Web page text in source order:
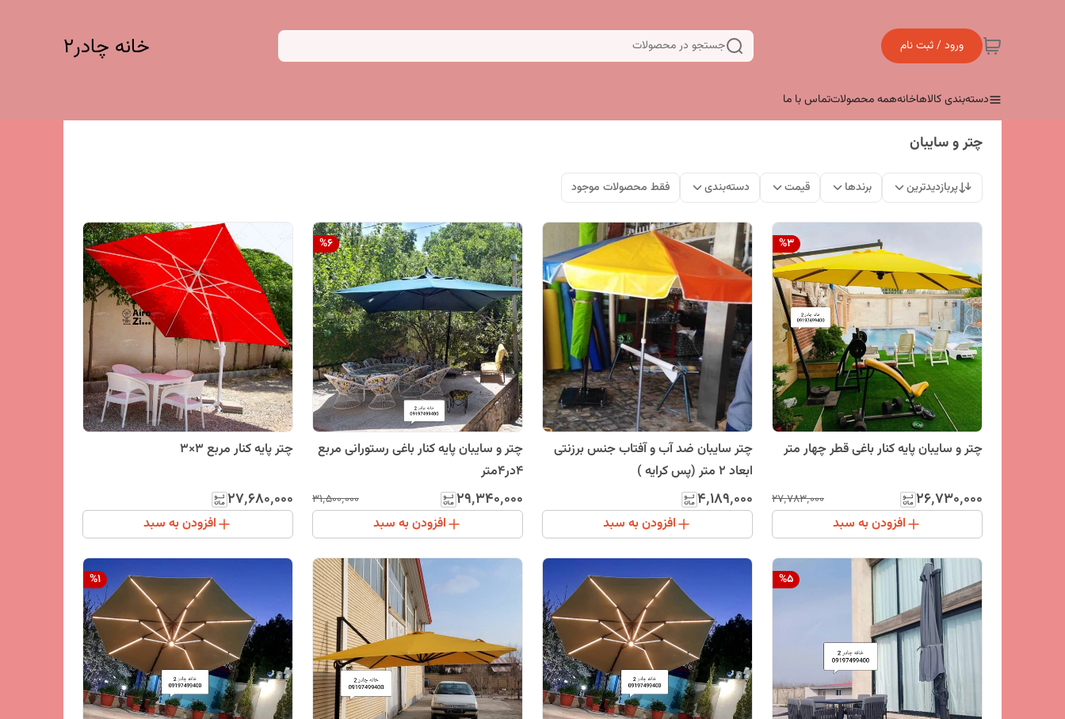
ورود / ثبت نام جستجو در محصولات خانه چادر۲
دسته‌بندی کالاهاخانههمه محصولاتتماس با ما
چتر و سایبان
پربازدیدترین برندها قیمت دسته‌بندی فقط محصولات موجود
%3
چتر و سایبان پایه کنار باغی قطر چهار متر
۲۶٬۷۳۰٬۰۰۰ ۲۷٬۷۸۳٬۰۰۰
افزودن به سبد
چتر سایبان ضد آب و آفتاب جنس برزنتی
ابعاد 2 متر (پس کرایه )
۴٬۱۸۹٬۰۰۰
افزودن به سبد
%6
چتر و سایبان پایه کنار باغی رستورانی مربع
4در4متر
۲۹٬۳۴۰٬۰۰۰ ۳۱٬۵۰۰٬۰۰۰
افزودن به سبد
چتر پایه کنار مربع 3×3
۲۷٬۶۸۰٬۰۰۰
افزودن به سبد
%5
%1